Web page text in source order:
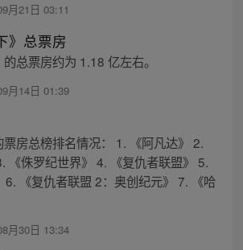
月21日 03:11
》总票房
总票房约为 1.18 亿左右。
月14日 01:39
房总榜排名情况： 1. 《阿凡达》 2.
《侏罗纪世界》 4. 《复仇者联盟》 5.
6. 《复仇者联盟 2：奥创纪元》 7. 《哈
月30日 13:34